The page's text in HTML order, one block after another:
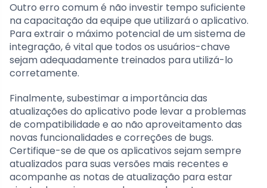
Outro erro comum é não investir tempo suficiente
na capacitação da equipe que utilizará o aplicativo.
Para extrair o máximo potencial de um sistema de
integração, é vital que todos os usuários-chave
sejam adequadamente treinados para utilizá-lo
corretamente.
Finalmente, subestimar a importância das
atualizações do aplicativo pode levar a problemas
de compatibilidade e ao não aproveitamento das
novas funcionalidades e correções de bugs.
Certifique-se de que os aplicativos sejam sempre
atualizados para suas versões mais recentes e
acompanhe as notas de atualização para estar